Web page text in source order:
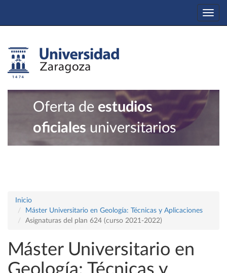
Oferta de estudios
oficiales universitarios
Inicio
Máster Universitario en Geología: Técnicas y Aplicaciones
Asignaturas del plan 624 (curso 2021-2022)
Máster Universitario en